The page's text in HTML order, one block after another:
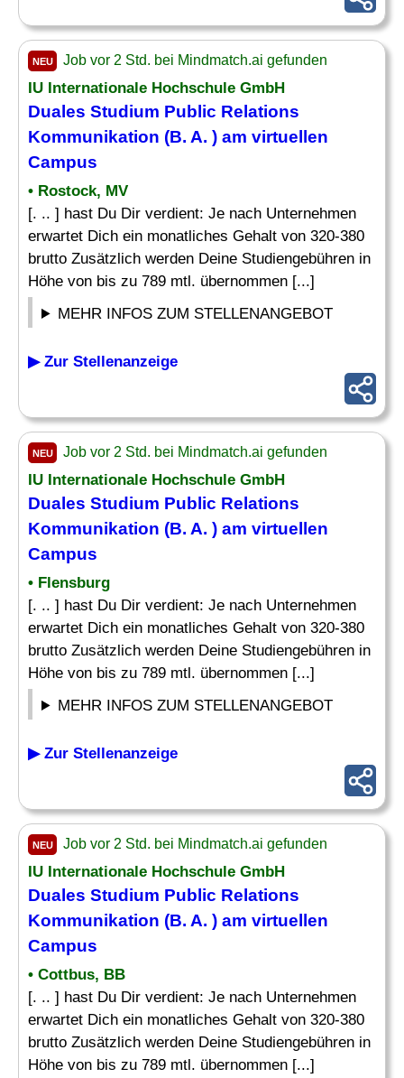
NEU Job vor 2 Std. bei Mindmatch.ai gefunden
IU Internationale Hochschule GmbH
Duales Studium Public Relations
Kommunikation (B. A. ) am virtuellen
Campus
• Rostock, MV
[. .. ] hast Du Dir verdient: Je nach Unternehmen
erwartet Dich ein monatliches Gehalt von 320-380
brutto Zusätzlich werden Deine Studiengebühren in
Höhe von bis zu 789 mtl. übernommen [...]
MEHR INFOS ZUM STELLENANGEBOT
▶ Zur Stellenanzeige
NEU Job vor 2 Std. bei Mindmatch.ai gefunden
IU Internationale Hochschule GmbH
Duales Studium Public Relations
Kommunikation (B. A. ) am virtuellen
Campus
• Flensburg
[. .. ] hast Du Dir verdient: Je nach Unternehmen
erwartet Dich ein monatliches Gehalt von 320-380
brutto Zusätzlich werden Deine Studiengebühren in
Höhe von bis zu 789 mtl. übernommen [...]
MEHR INFOS ZUM STELLENANGEBOT
▶ Zur Stellenanzeige
NEU Job vor 2 Std. bei Mindmatch.ai gefunden
IU Internationale Hochschule GmbH
Duales Studium Public Relations
Kommunikation (B. A. ) am virtuellen
Campus
• Cottbus, BB
[. .. ] hast Du Dir verdient: Je nach Unternehmen
erwartet Dich ein monatliches Gehalt von 320-380
brutto Zusätzlich werden Deine Studiengebühren in
Höhe von bis zu 789 mtl. übernommen [...]